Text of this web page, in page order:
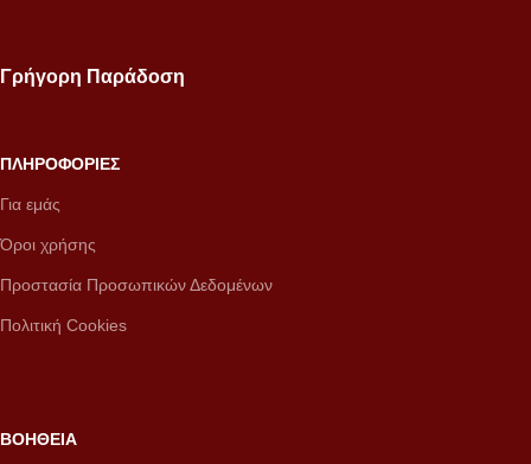
Γρήγορη Παράδοση
ΠΛΗΡΟΦΟΡΙΕΣ
Για εμάς
Όροι χρήσης
Προστασία Προσωπικών Δεδομένων
Πολιτική Cookies
ΒΟΗΘΕΙΑ